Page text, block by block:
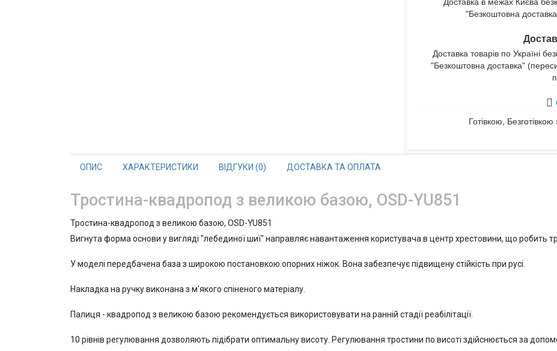
"Безкоштовна
Доставка товарів по Україні
"Безкоштовна доставка"
Готівкою,
ОПИС ХАРАКТЕРИСТИКИ ВІДГУКИ (0) ДОСТАВКА ТА ОПЛАТА
Тростина-квадропод з великою базою, OSD-YU851
Тростина-квадропод з великою базою, OSD-YU851
Вигнута форма основи у вигляді "лебединої шиї" направляє навантаження користувача в центр хрестовини, що робить
У моделі передбачена база з широкою постановкою опорних ніжок. Вона забезпечує підвищену стійкість при русі.
Накладка на ручку виконана з м'якого спіненого матеріалу.
Палиця - квадропод з великою базою рекомендується використовувати на ранній стадії реабілітації.
10 рівнів регулювання дозволяють підібрати оптимальну висоту. Регулювання тростини по висоті здійснюється за